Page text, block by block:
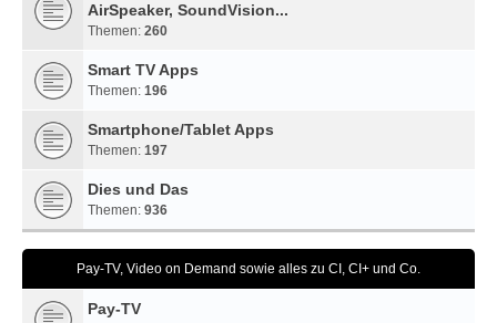
AirSpeaker, SoundVision...
Themen: 260
Smart TV Apps
Themen: 196
Smartphone/Tablet Apps
Themen: 197
Dies und Das
Themen: 936
Pay-TV, Video on Demand sowie alles zu CI, CI+ und Co.
Pay-TV